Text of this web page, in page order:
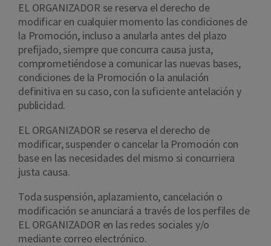
EL ORGANIZADOR se reserva el derecho de
modificar en cualquier momento las condiciones de
la Promoción, incluso a anularla antes del plazo
prefijado, siempre que concurra causa justa,
comprometiéndose a comunicar las nuevas bases,
condiciones de la Promoción o la anulación
definitiva en su caso, con la suficiente antelación y
publicidad.
EL ORGANIZADOR se reserva el derecho de
modificar, suspender o cancelar la Promoción con
base en las necesidades del mismo si concurriera
justa causa.
Toda suspensión, aplazamiento, cancelación o
modificación se anunciará a través de los perfiles de
EL ORGANIZADOR en las redes sociales y/o
mediante correo electrónico.